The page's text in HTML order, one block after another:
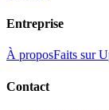
Entreprise
À proposFaits sur
Contact